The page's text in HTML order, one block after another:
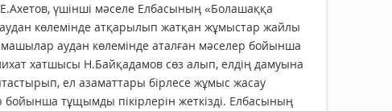
үшінші мәселе Елбасының «Болашаққа
көлемінде атқарылып жатқан жұмыстар жайлы
аудан көлемінде аталған мәселер бойынша
хатшысы Н.Байқадамов сөз алып, елдің дам­уына
ел азаматтары бірлесе жұмыс жасау
бойынша тұщымды пікірлерін жеткізді. Елбасының